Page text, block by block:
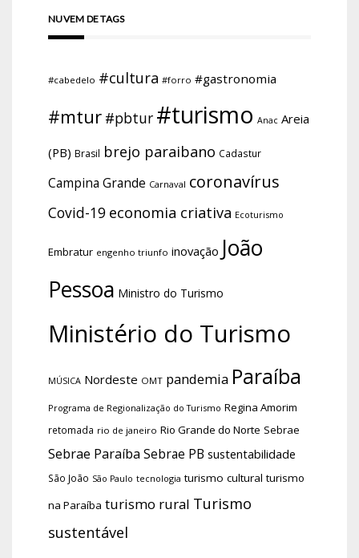
NUVEM DE TAGS
#cabedelo #cultura #forro #gastronomia
#mtur #pbtur #turismo Anac Areia
(PB) Brasil brejo paraibano Cadastur
Campina Grande Carnaval coronavírus
Covid-19 economia criativa Ecoturismo
Embratur engenho triunfo inovação João
Pessoa Ministro do Turismo
Ministério do Turismo
MÚSICA Nordeste OMT pandemia Paraíba
Programa de Regionalização do Turismo Regina Amorim
retomada rio de janeiro Rio Grande do Norte Sebrae
Sebrae Paraíba Sebrae PB sustentabilidade
São João São Paulo tecnologia turismo cultural turismo
na Paraíba turismo rural Turismo
sustentável